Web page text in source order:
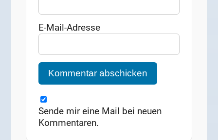
E-Mail-Adresse
Sende mir eine Mail bei neuen
Kommentaren.